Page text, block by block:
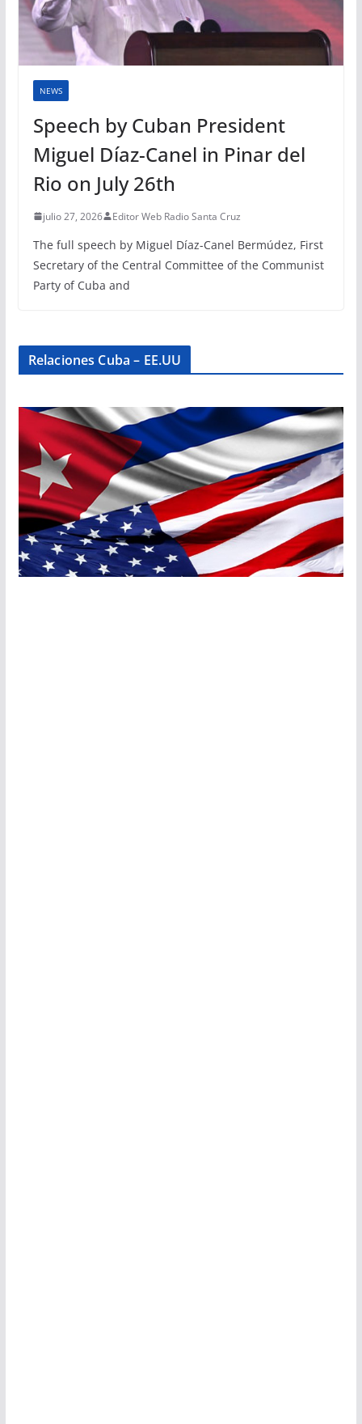
NEWS
Speech by Cuban President
Miguel Díaz-Canel in Pinar del
Rio on July 26th
julio 27, 2026 Editor Web Radio Santa Cruz
The full speech by Miguel Díaz-Canel Bermúdez, First
Secretary of the Central Committee of the Communist
Party of Cuba and
Relaciones Cuba – EE.UU